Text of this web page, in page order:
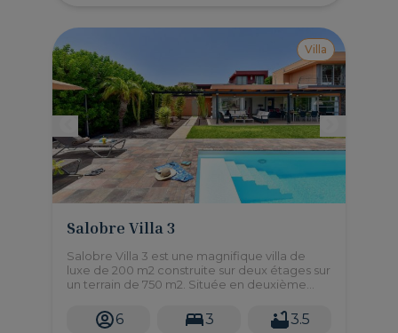
Villa
Salobre Villa 3
Salobre Villa 3 est une magnifique villa de
luxe de 200 m2 construite sur deux étages sur
un terrain de 750 m2. Située en deuxième
montagnes et le golf resort.
6 3 3.5